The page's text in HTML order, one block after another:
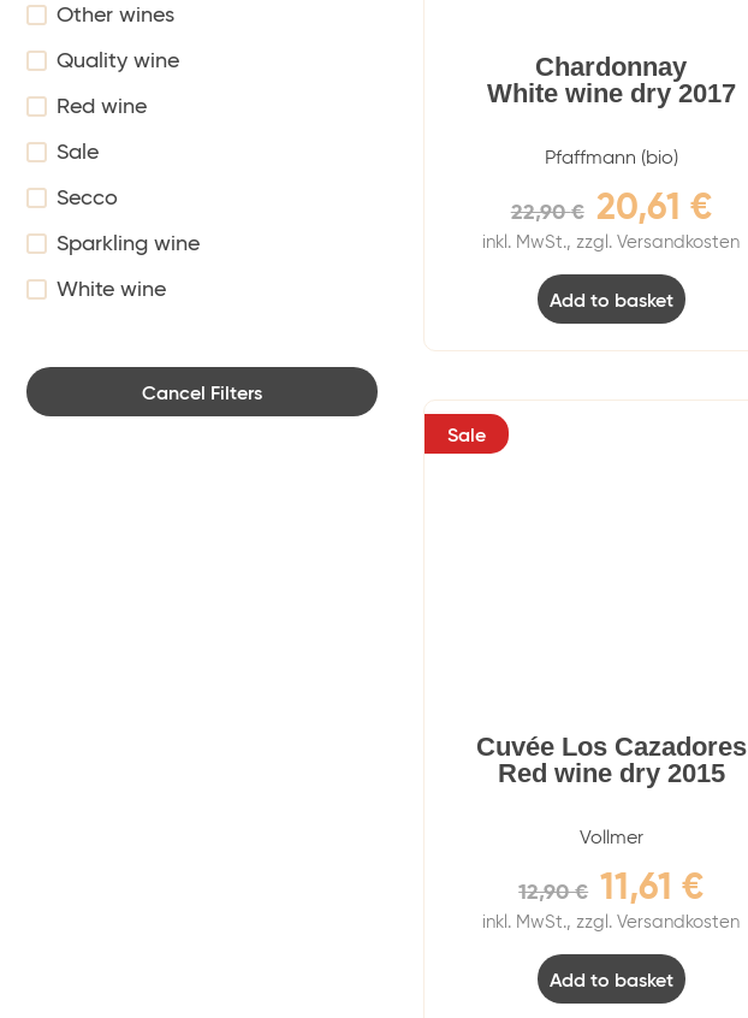
Other wines
Quality wine
Red wine
Sale
Secco
Sparkling wine
White wine
Cancel Filters
Chardonnay
White wine dry 2017
Pfaffmann (bio)
22,90€ 20,61 €
inkl. MwSt., zzgl. Versandkosten
Add to basket
Sale
Cuvée Los Cazadores
Red wine dry 2015
Vollmer
12,90€ 11,61€
inkl. MwSt., zzgl. Versandkosten
Add to basket